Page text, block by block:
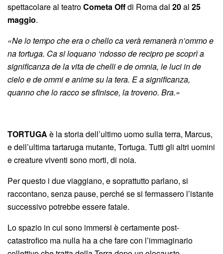
spettacolare al teatroCometa Offdi Roma dal 20al 25
maggio.
«Ne lo tempo che era o chello ca verà remanerà n’ommo e
na tortuga. Ca si loquano ‘ndosso de recipro pe scoprì a
significanza de la vita de chelli e de omnia, le luci in de
cielo e de ommi e anime su la tera. E a significanza,
quanno che lo racco se sfinisce, la troveno. Bra.»
TORTUGA è la storia dell’ultimo uomo sulla terra, Marcus,
e dell’ultima tartaruga mutante, Tortuga. Tutti gli altri uomini
e creature viventi sono morti, di noia.
Per questo i due viaggiano, e soprattutto parlano, si
raccontano, senza pause, perché se si fermassero l’istante
successivo potrebbe essere fatale.
Lo spazio in cui sono immersi è certamente post-
catastrofico ma nulla ha a che fare con l’immaginario